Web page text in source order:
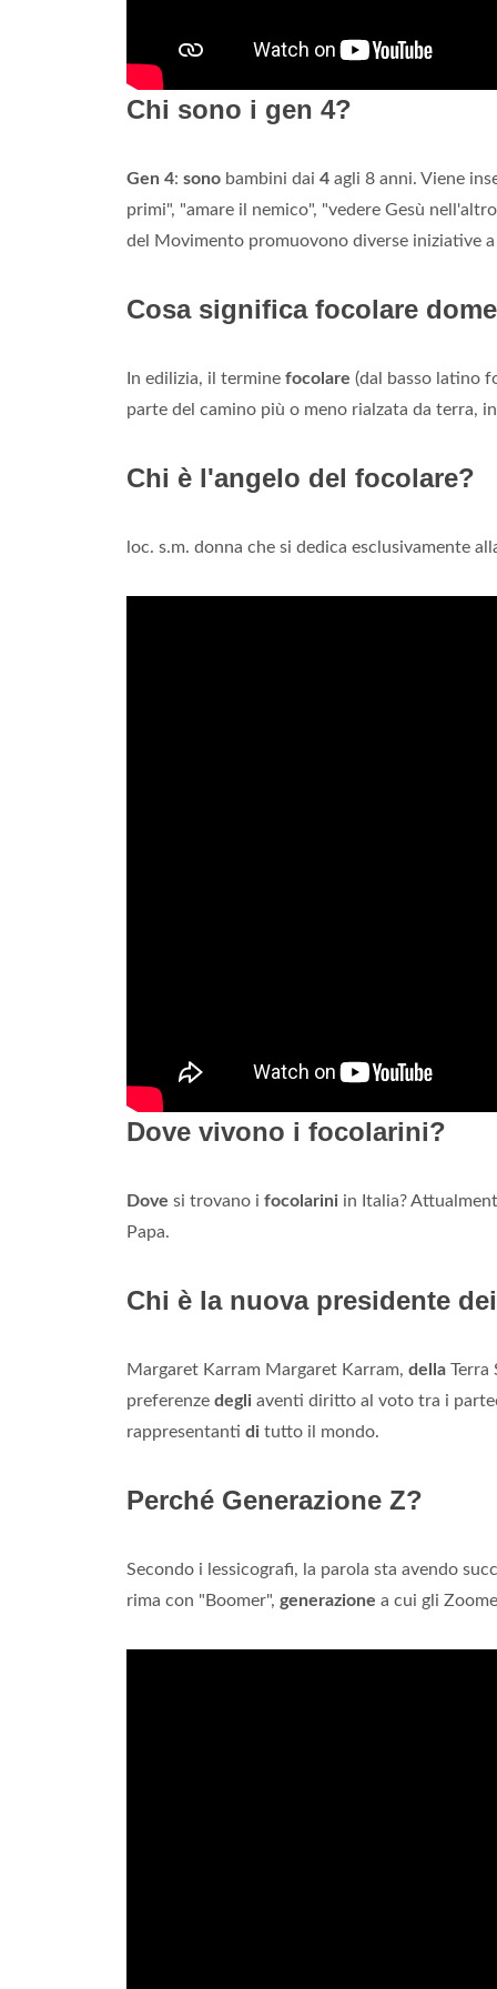
Chi sono i gen 4?
Gen 4: sono bambini dai 4 agli 8 anni. Viene
primi", "amare il nemico", "vedere Gesù
del Movimento promuovono diverse iniziative
Cosa significa focolare
In edilizia, il termine focolare (dal basso latino
parte del camino più o meno rialzata da terra,
Chi è l'angelo del focolare?
loc. s.m. donna che si dedica esclusivamente
Dove vivono i focolarini?
Dove si trovano i focolarini in Italia?
Papa.
Chi è la nuova presidente
Margaret Karram Margaret Karram, della Terra
preferenze degli aventi diritto al voto tra i
rappresentanti di tutto il mondo.
Perché Generazione Z?
Secondo i lessicografi, la parola sta avendo
rima con "Boomer", generazione a cui gli